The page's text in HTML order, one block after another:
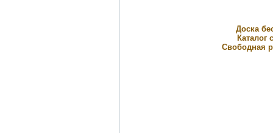
Доска
Каталог
Свободная